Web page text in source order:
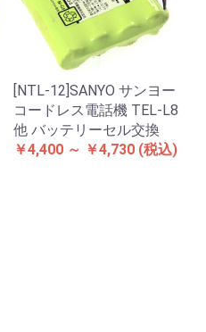
[NTL-12]SANYO サンヨー
コードレス電話機 TEL-L8
他 バッテリーセル交換
￥4,400 ～ ￥4,730 (税込)